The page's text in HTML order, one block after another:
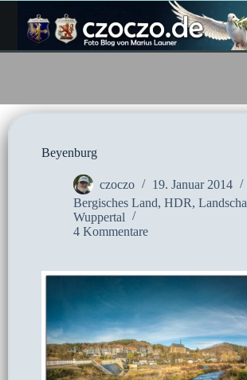
Inhalt
springen
Beyenburg
czoczo
19. Januar 2014
Bergisches Land, HDR,
Wuppertal
4 Kommentare